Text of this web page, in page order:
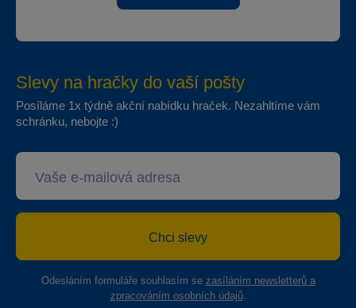
Slevy na hračky do vaší pošty
Posíláme 1x týdně akční nabídku hraček. Nezahltíme vám
schránku, nebojte :)
Chci slevy
Odesláním formuláře souhlasím se zasíláním newsletterů a
zpracováním osobních údajů.